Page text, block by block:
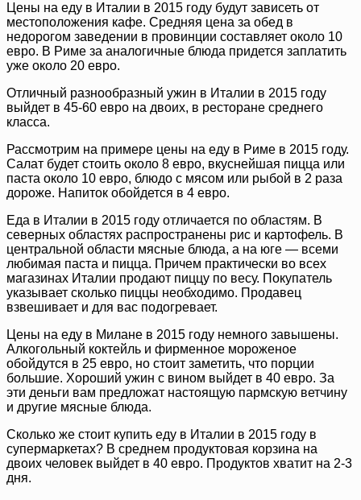
Цены на еду в Италии в 2015 году будут зависеть от
местоположения кафе. Средняя цена за обед в
недорогом заведении в провинции составляет около 10
евро. В Риме за аналогичные блюда придется заплатить
уже около 20 евро.
Отличный разнообразный ужин в Италии в 2015 году
выйдет в 45-60 евро на двоих, в ресторане среднего
класса.
Рассмотрим на примере цены на еду в Риме в 2015 году.
Салат будет стоить около 8 евро, вкуснейшая пицца или
паста около 10 евро, блюдо с мясом или рыбой в 2 раза
дороже. Напиток обойдется в 4 евро.
Еда в Италии в 2015 году отличается по областям. В
северных областях распространены рис и картофель. В
центральной области мясные блюда, а на юге — всеми
любимая паста и пицца. Причем практически во всех
магазинах Италии продают пиццу по весу. Покупатель
указывает сколько пиццы необходимо. Продавец
взвешивает и для вас подогревает.
Цены на еду в Милане в 2015 году немного завышены.
Алкогольный коктейль и фирменное мороженое
обойдутся в 25 евро, но стоит заметить, что порции
большие. Хороший ужин с вином выйдет в 40 евро. За
эти деньги вам предложат настоящую пармскую ветчину
и другие мясные блюда.
Сколько же стоит купить еду в Италии в 2015 году в
супермаркетах? В среднем продуктовая корзина на
двоих человек выйдет в 40 евро. Продуктов хватит на 2-3
дня.